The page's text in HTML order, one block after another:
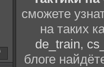
сможете
на таких
de_train,
блоге